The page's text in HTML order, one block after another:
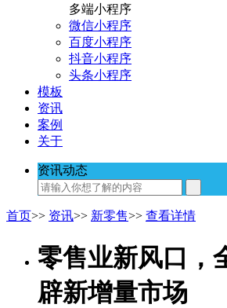
多端小程序
微信小程序
百度小程序
抖音小程序
头条小程序
模板
资讯
案例
关于
资讯动态
首页>> 资讯>> 新零售>> 查看详情
零售业新风口，
辟新增量市场